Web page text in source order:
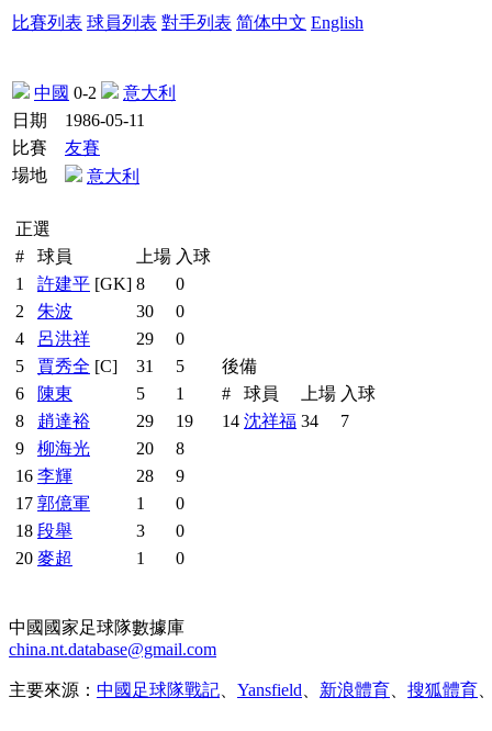
比賽列表 球員列表 對手列表 简体中文 English
中國 0-2
意大利
日期
1986-05-11
比賽
友賽
場地
意大利
正選
#
球員 上場 入球
1
許建平 [GK] 8
0
2
朱波 30
0
4
呂洪祥 29
0
5
賈秀全 [C] 31
5
6
陳東 5
1
8
趙達裕 29
19
9
柳海光 20
8
16 李輝 28
9
17 郭億軍 1
0
18 段舉 3
0
20 麥超 1 0
後備
#
球員 上場 入球
14 沈祥福 34 7
中國國家足球隊數據庫
china.nt.database@gmail.com
主要來源： 中國足球隊戰記 Yansfield 新浪體育 搜狐體育